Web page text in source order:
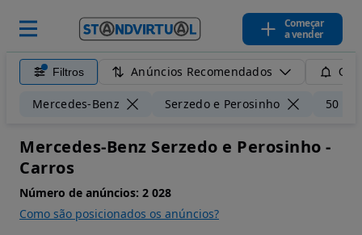
Começar
a vender
Filtros Anúncios Recomendados
Mercedes-Benz Serzedo e Perosinho 50 km
Mercedes-Benz Serzedo e Perosinho -
Carros
Número de anúncios: 2 028
Como são posicionados os anúncios?